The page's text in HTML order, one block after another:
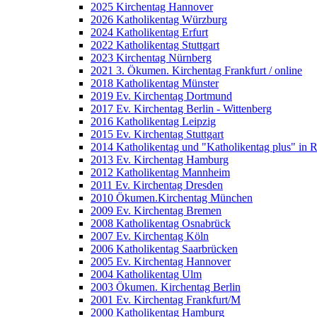
2025 Kirchentag Hannover
2026 Katholikentag Würzburg
2024 Katholikentag Erfurt
2022 Katholikentag Stuttgart
2023 Kirchentag Nürnberg
2021 3. Ökumen. Kirchentag Frankfurt / online
2018 Katholikentag Münster
2019 Ev. Kirchentag Dortmund
2017 Ev. Kirchentag Berlin - Wittenberg
2016 Katholikentag Leipzig
2015 Ev. Kirchentag Stuttgart
2014 Katholikentag und "Katholikentag plus" in
2013 Ev. Kirchentag Hamburg
2012 Katholikentag Mannheim
2011 Ev. Kirchentag Dresden
2010 Ökumen.Kirchentag München
2009 Ev. Kirchentag Bremen
2008 Katholikentag Osnabrück
2007 Ev. Kirchentag Köln
2006 Katholikentag Saarbrücken
2005 Ev. Kirchentag Hannover
2004 Katholikentag Ulm
2003 Ökumen. Kirchentag Berlin
2001 Ev. Kirchentag Frankfurt/M
2000 Katholikentag Hamburg